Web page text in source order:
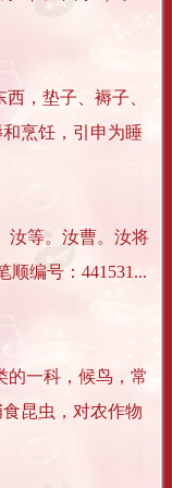
，垫子、褥子、
烹饪，引申为睡
汝等。汝曹。汝将
顺编号：441531...
的一科，候鸟，常
昆虫，对农作物